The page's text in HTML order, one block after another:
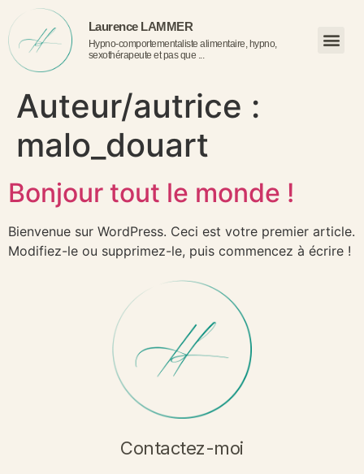
Laurence LAMMER
Hypno-comportementaliste alimentaire, hypno,
sexothérapeute et pas que ...
Auteur/autrice :
malo_douart
Bonjour tout le monde !
Bienvenue sur WordPress. Ceci est votre premier article.
Modifiez-le ou supprimez-le, puis commencez à écrire !
Contactez-moi